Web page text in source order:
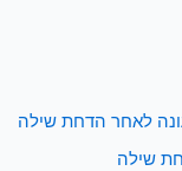
לאחר הדחת שילה
שילה